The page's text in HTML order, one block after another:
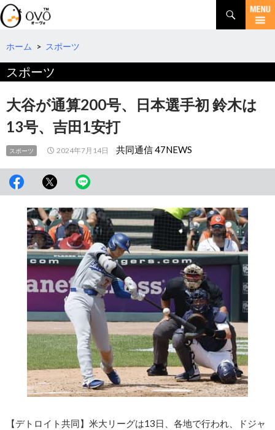
検
索
コ
テ
へ
動
ホーム > スポーツ
スポーツ
大谷が通算200号、日本選手初 鈴木は
13号、吉田1安打
スポーツ 2024年7月14日 共同通信 47NEWS
【デトロイト共同】米大リーグは13日、各地で行われ、ドジャ